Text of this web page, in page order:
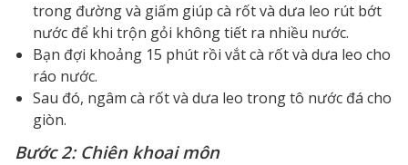
trong đường và giấm giúp cà rốt và dưa leo rút bớt
nước để khi trộn gỏi không tiết ra nhiều nước.
Bạn đợi khoảng 15 phút rồi vắt cà rốt và dưa leo cho
ráo nước.
Sau đó, ngâm cà rốt và dưa leo trong tô nước đá cho
giòn.
Bước 2: Chiên khoai môn